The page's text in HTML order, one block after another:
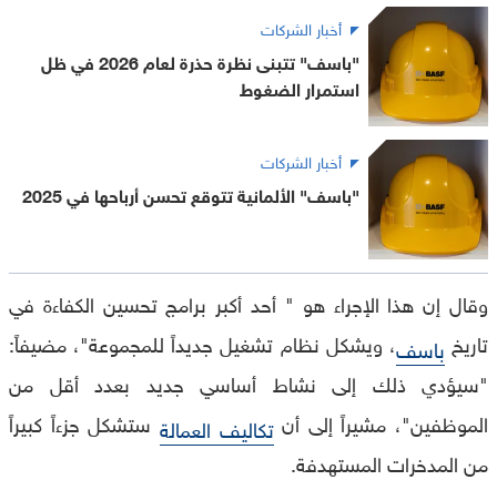
أخبار الشركات
"باسف" تتبنى نظرة حذرة لعام 2026 في ظل
استمرار الضغوط
أخبار الشركات
"باسف" الألمانية تتوقع تحسن أرباحها في 2025
وقال إن هذا الإجراء هو " أحد أكبر برامج تحسين الكفاءة في
تاريخ باسف، ويشكل نظام تشغيل جديداً للمجموعة"، مضيفاً:
"سيؤدي ذلك إلى نشاط أساسي جديد بعدد أقل من
الموظفين"، مشيراً إلى أنتكاليف العمالة ستشكل جزءاً كبيراً
من المدخرات المستهدفة.